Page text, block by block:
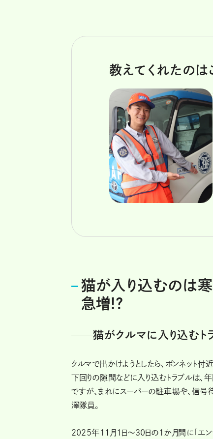
教えてくれたのは
猫が入り込むのは
急増!?
──猫がクルマに入り込むト
クルマで出かけようとしたら、ボンネット
下回りの隙間などに入り込むトラブルは、
ですが、まれにスーパーの駐車場や、信号
澤隊員。
2025年11月1日～30日の1か月間に「エン